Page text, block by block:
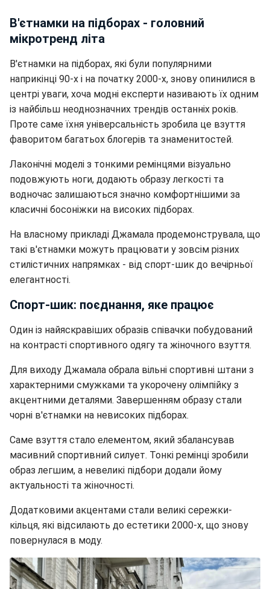
В'єтнамки на підборах - головний
мікротренд літа
В'єтнамки на підборах, які були популярними
наприкінці 90-х і на початку 2000-х, знову опинилися в
центрі уваги, хоча модні експерти називають їх одним
із найбільш неоднозначних трендів останніх років.
Проте саме їхня універсальність зробила це взуття
фаворитом багатьох блогерів та знаменитостей.
Лаконічні моделі з тонкими ремінцями візуально
подовжують ноги, додають образу легкості та
водночас залишаються значно комфортнішими за
класичні босоніжки на високих підборах.
На власному прикладі Джамала продемонструвала, що
такі в'єтнамки можуть працювати у зовсім різних
стилістичних напрямках - від спорт-шик до вечірньої
елегантності.
Спорт-шик: поєднання, яке працює
Один із найяскравіших образів співачки побудований
на контрасті спортивного одягу та жіночного взуття.
Для виходу Джамала обрала вільні спортивні штани з
характерними смужками та укорочену олімпійку з
акцентними деталями. Завершенням образу стали
чорні в'єтнамки на невисоких підборах.
Саме взуття стало елементом, який збалансував
масивний спортивний силует. Тонкі ремінці зробили
образ легшим, а невеликі підбори додали йому
актуальності та жіночності.
Додатковими акцентами стали великі сережки-
кільця, які відсилають до естетики 2000-х, що знову
повернулася в моду.